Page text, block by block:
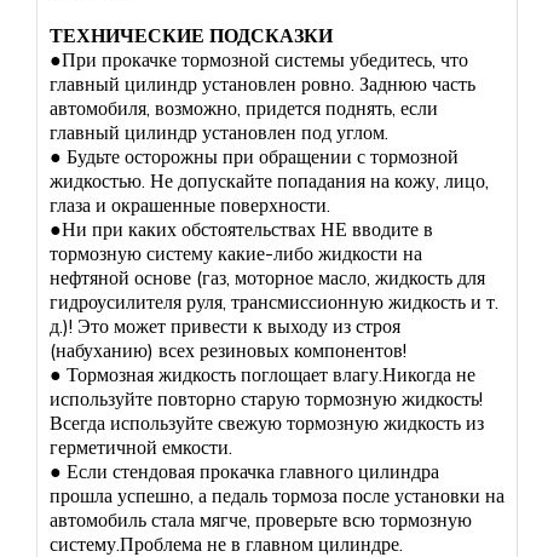
ТЕХНИЧЕСКИЕ ПОДСКАЗКИ
●При прокачке тормозной системы убедитесь, что
главный цилиндр установлен ровно. Заднюю часть
автомобиля, возможно, придется поднять, если
главный цилиндр установлен под углом.
● Будьте осторожны при обращении с тормозной
жидкостью. Не допускайте попадания на кожу, лицо,
глаза и окрашенные поверхности.
●Ни при каких обстоятельствах НЕ вводите в
тормозную систему какие-либо жидкости на
нефтяной основе (газ, моторное масло, жидкость для
гидроусилителя руля, трансмиссионную жидкость и т.
д.)! Это может привести к выходу из строя
(набуханию) всех резиновых компонентов!
● Тормозная жидкость поглощает влагу.Никогда не
используйте повторно старую тормозную жидкость!
Всегда используйте свежую тормозную жидкость из
герметичной емкости.
● Если стендовая прокачка главного цилиндра
прошла успешно, а педаль тормоза после установки на
автомобиль стала мягче, проверьте всю тормозную
систему.Проблема не в главном цилиндре.